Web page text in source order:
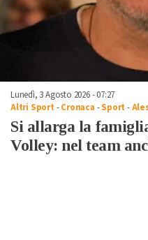
Lunedì, 3 Agosto 2026 - 07:27
Altri Sport -Cronaca -Sport -
Si allarga la
Volley: nel team